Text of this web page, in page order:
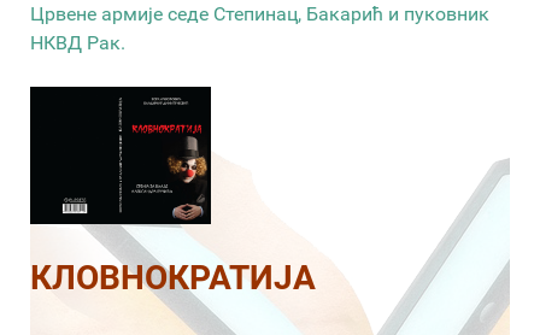
Црвене армије седе Степинац, Бакарић и пуковник
НКВД Рак.
КЛОВНОКРАТИЈА